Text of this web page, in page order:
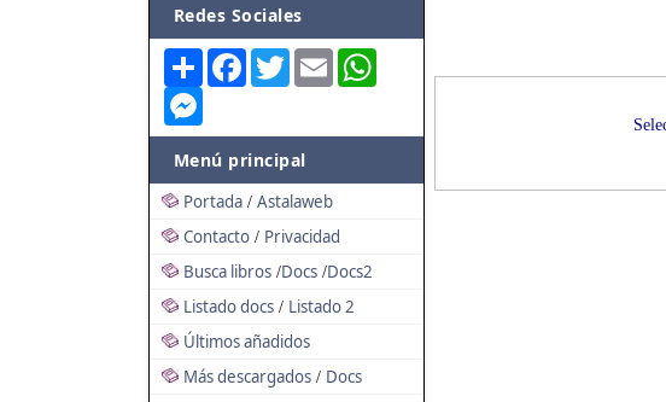
Redes Sociales
Share FacebookTwitterEmail
Menú principal
Portada / Astalaweb
Contacto / Privacidad
Busca libros /Docs /Docs2
Listado docs / Listado 2
Últimos añadidos
Más descargados / Docs